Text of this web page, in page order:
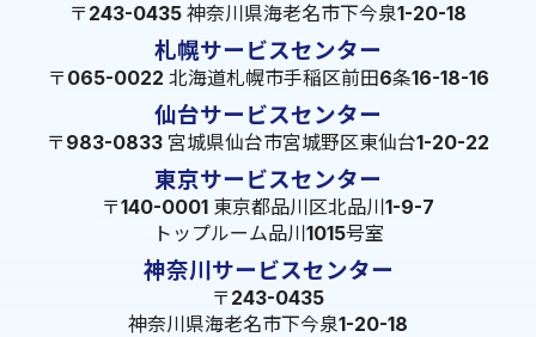
〒243-0435 神奈川県海老名市下今泉1-20-18
札幌サービスセンター
〒065-0022 北海道札幌市手稲区前田6条16-18-16
仙台サービスセンター
〒983-0833 宮城県仙台市宮城野区東仙台1-20-22
東京サービスセンター
〒140-0001 東京都品川区北品川1-9-7
トップルーム品川1015号室
神奈川サービスセンター
〒243-0435
神奈川県海老名市下今泉1-20-18